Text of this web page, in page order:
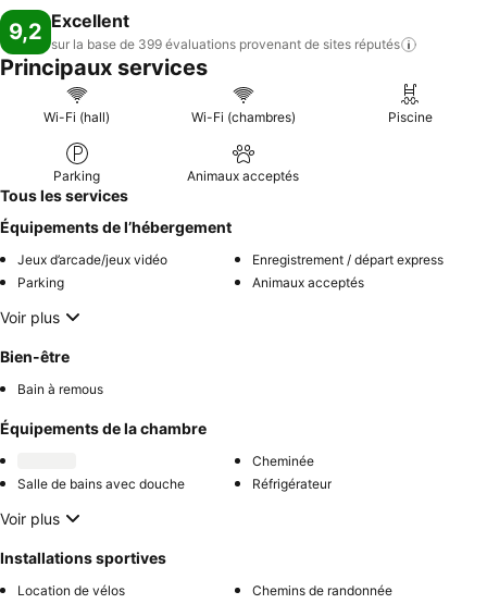
9,2 Excellent
sur la base de 399 évaluations provenant de sites réputés
Principaux services
Wi-Fi (hall) Wi-Fi (chambres) Piscine
Parking Animaux acceptés
Tous les services
Équipements de l’hébergement
Jeux d’arcade/jeux vidéo
Enregistrement / départ express
Parking
Animaux acceptés
Voir plus
Bien-être
Bain à remous
Équipements de la chambre
Cheminée
Salle de bains avec douche
Réfrigérateur
Voir plus
Installations sportives
Location de vélos Chemins de randonnée